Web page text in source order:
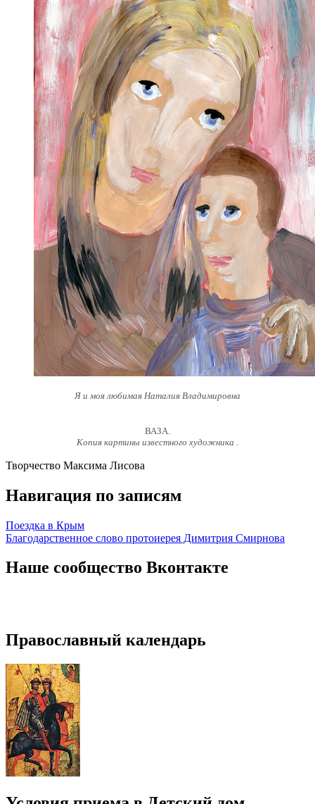
Я и моя любимая Наталия Владимировна
ВАЗА.
Копия картины известного художника
Творчество Максима Лисова
Навигация по записям
Поездка в Крым
Благодарственное слово протоиерея Димитрия Смирнова
Наше сообщество Вконтакте
Православный календарь